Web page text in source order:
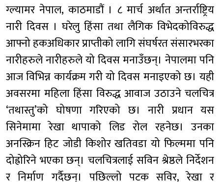
ग्ल्यामर नेपाल, काठमाडौं । ८ मार्च अर्थात अन्तर्राष्ट्रिय
नारी दिवस । घरेलु हिंसा तथा लैगिक विभेदकोविरुद्ध
आफ्नो हकअधिकार प्राप्तीको लागि संघर्षरत संसारभरका
नारीहरुले नारीहरुले यो दिवस मनाउँछन्। नेपालमा पनि
आज विभिन्न कार्यक्रम गरी यो दिवस मनाइएको छ। यही
अवसरमा महिला हिंसा विरुद्ध आवाज उठाउने चलचित्र
‘तथास्तु’को घोषणा गरिएको छ। नारी प्रधान यस
सिनेमामा रेखा थापाको लिड रोल रहनेछ। उनका
अनस्क्रिन हिट जोडी किशोर खतिवडा यो फिल्ममा पनि
दोह्रोरिने भएका छन्। चलचित्रलाई सविन श्रेष्ठले निर्देशन
र निर्माण गर्दैछन्। पछिल्लो पटक सविर, रेखा र